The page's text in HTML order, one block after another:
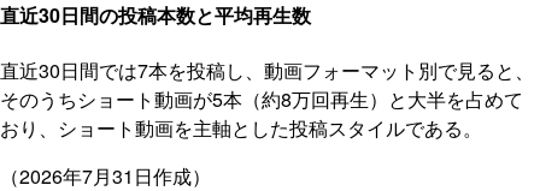
直近30日間の投稿本数と平均再生数
直近30日間では7本を投稿し、動画フォーマット別で見ると、
そのうちショート動画が5本（約8万回再生）と大半を占めて
おり、ショート動画を主軸とした投稿スタイルである。
（2026年7月31日作成）